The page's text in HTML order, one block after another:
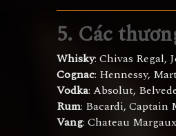
5. Các
Whisky: Chivas Regal,
Cognac: Hennessy,
Vodka: Absolut,
Rum: Bacardi, Captain
Vang: Chateau